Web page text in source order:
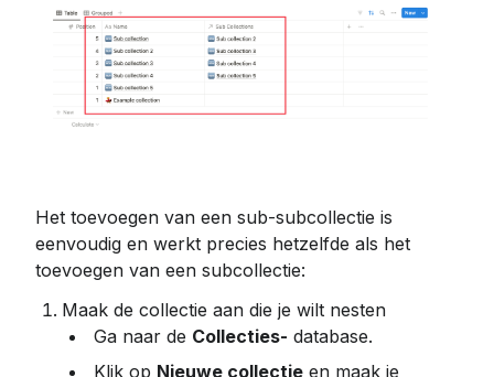
Het toevoegen van een sub-subcollectie is
eenvoudig en werkt precies hetzelfde als het
toevoegen van een subcollectie:
Maak de collectie aan die je wilt nesten
Ga naar de Collecties- database.
Klik op Nieuwe collectie en maak je